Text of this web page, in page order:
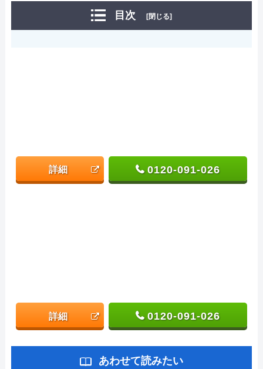
目次 [閉じる]
詳細 0120-091-026
詳細 0120-091-026
あわせて読みたい